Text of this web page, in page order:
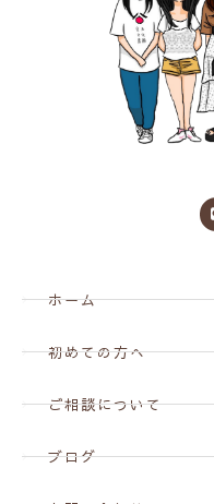
ホーム
初めての方へ
ご相談について
ブログ